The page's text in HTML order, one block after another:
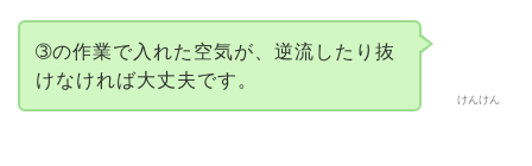
けんけん
➂の作業で入れた空気が、逆流したり抜
けなければ大丈夫です。